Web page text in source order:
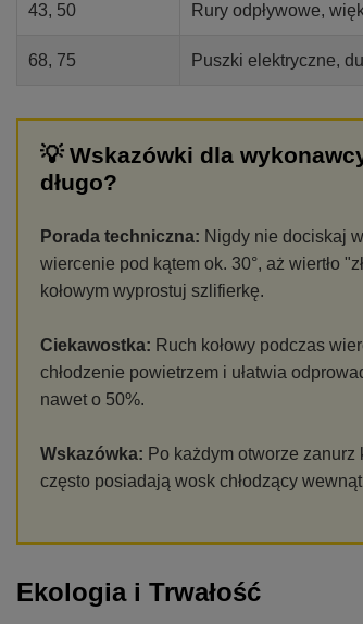
43, 50 Rury odpływowe,
68, 75 Puszki elektryczne,
💡 Wskazówki dla
długo?
Porada techniczna: Nigdy nie dociskaj
wiercenie pod kątem ok. 30°, aż wiertło
kołowym wyprostuj szlifierkę.
Ciekawostka: Ruch kołowy podczas
chłodzenie powietrzem i ułatwia
nawet o 50%.
Wskazówka: Po każdym otworze
często posiadają wosk chłodzący
Ekologia i Trwałość